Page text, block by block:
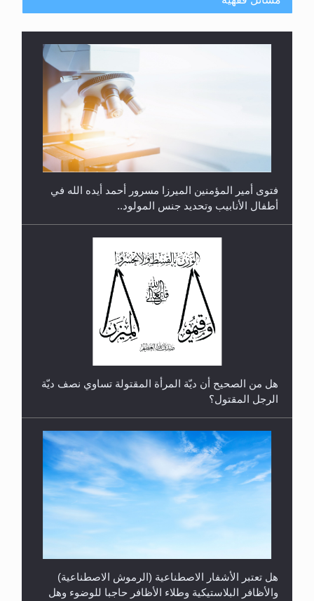
رأيٌ في لغة المسيح الموعود عليه السلام.. 4...
فتوى أمير المؤمنين الميرزا مسرور أحمد أيده الله في
أطفال الأنابيب وتحديد جنس المولود..
هل من الصحيح أن ديّة المرأة المقتولة تساوي نصف ديّة
الرجل المقتول؟
هل تعتبر الأشفار الاصطناعية (الرموش الاصطناعية)
والأظافر البلاستيكية وطلاء الأظافر حاجبا للوضوء وهل